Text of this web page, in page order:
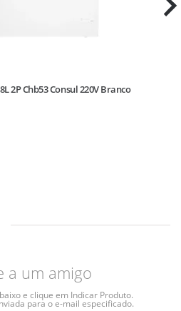
2P Chb53 Consul 220V Branco
a um amigo
e clique em Indicar Produto.
para o e-mail especificado.